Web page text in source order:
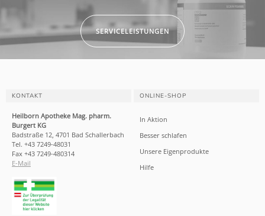
SERVICELEISTUNGEN
KONTAKT
Heilborn Apotheke Mag. pharm.
Burgert KG
Badstraße 12, 4701 Bad Schallerbach
Tel. +43 7249-48031
Fax +43 7249-480314
E-Mail
ONLINE-SHOP
In Aktion
Besser schlafen
Unsere Eigenprodukte
Hilfe